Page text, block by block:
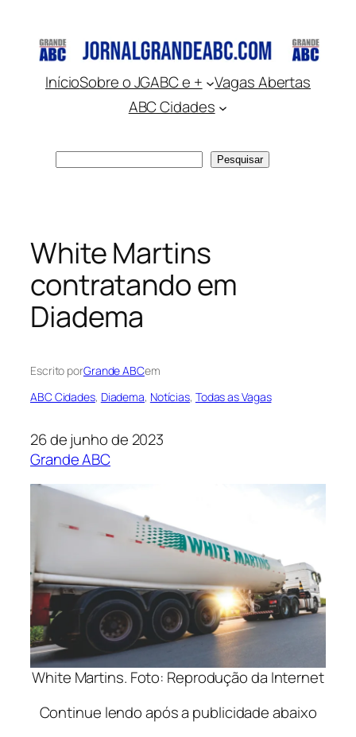
conteúdo
InícioSobre o JGABC e +
Vagas Abertas
ABC Cidades
Pesquisar
White Martins
contratando em
Diadema
Escrito porGrande ABCem
ABC Cidades, Diadema, Notícias, Todas as Vagas
26 de junho de 2023
Grande ABC
White Martins. Foto: Reprodução da Internet
Continue lendo após a publicidade abaixo